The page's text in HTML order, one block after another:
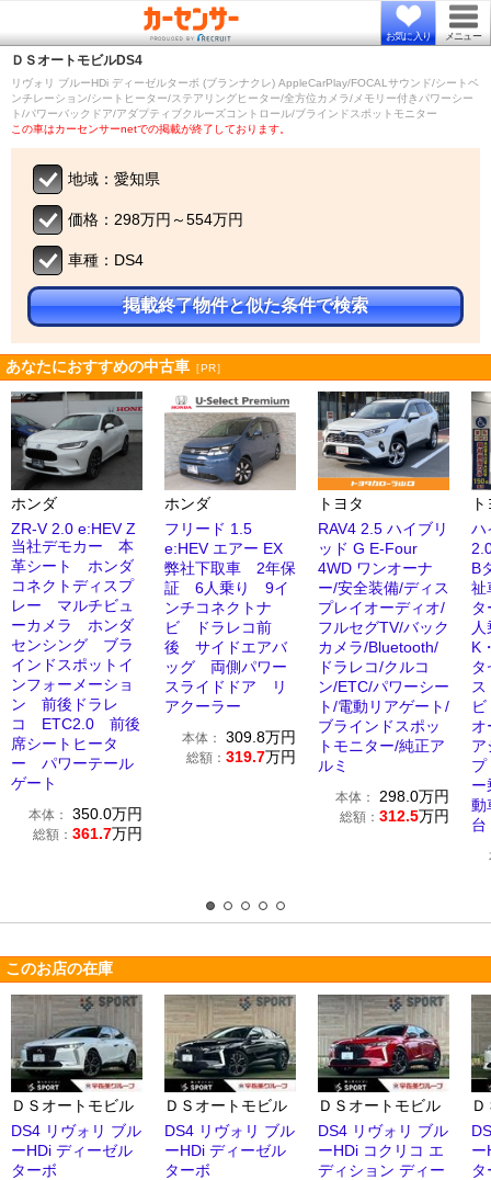
お気に入り メニュー
ＤＳオートモビルDS4
リヴォリ ブルーHDi ディーゼルターボ (ブランナクレ) AppleCarPlay/FOCALサウンド/シートベ
ンチレーション/シートヒーター/ステアリングヒーター/全方位カメラ/メモリー付きパワーシー
ト/パワーバックドア/アダプティブクルーズコントロール/ブラインドスポットモニター
この車はカーセンサーnetでの掲載が終了しております。
地域：愛知県
価格：298万円～554万円
車種：DS4
掲載終了物件と似た条件で検索
あなたにおすすめの中古車 ［PR］
ホンダ
ZR-V 2.0 e:HEV Z
当社デモカー 本
革シート ホンダ
コネクトディスプ
レー マルチビュ
ーカメラ ホンダ
センシング ブラ
インドスポットイ
ンフォーメーショ
ン 前後ドラレ
コ ETC2.0 前後
席シートヒータ
ー パワーテール
ゲート
本体： 350.0万円
総額： 361.7万円
ホンダ
フリード 1.5
e:HEV エアー EX
弊社下取車 2年保
証 6人乗り 9イ
ンチコネクトナ
ビ ドラレコ前
後 サイドエアバ
ッグ 両側パワー
スライドドア リ
アクーラー
本体： 309.8万円
総額： 319.7万円
トヨタ
RAV4 2.5 ハイブリ
ッド G E-Four
4WD ワンオーナ
ー/安全装備/ディス
プレイオーディオ/
フルセグTV/バック
カメラ/Bluetooth/
ドラレコ/クルコ
ン/ETC/パワーシー
ト/電動リアゲート/
ブラインドスポッ
トモニター/純正ア
ルミ
本体： 298.0万円
総額： 312.5万円
ハ
B
祉
K
オ
ア
プ
ー
動
台
このお店の在庫
ＤＳオートモビル
DS4 リヴォリ ブル
ーHDi ディーゼル
ターボ
ＤＳオートモビル
DS4 リヴォリ ブル
ーHDi ディーゼル
ターボ
ＤＳオートモビル
DS4 リヴォリ ブル
ーHDi コクリコ エ
ディション ディー
ー
タ